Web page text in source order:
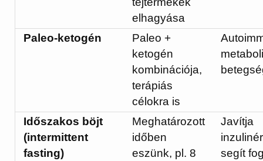
elhagyása
Paleo-ketogén
Paleo +
ketogén
kombinációja,
terápiás
célokra is
Időszakos böjt
(intermittent
fasting)
Meghatározott
időben
eszünk, pl. 8
Javítja
segít